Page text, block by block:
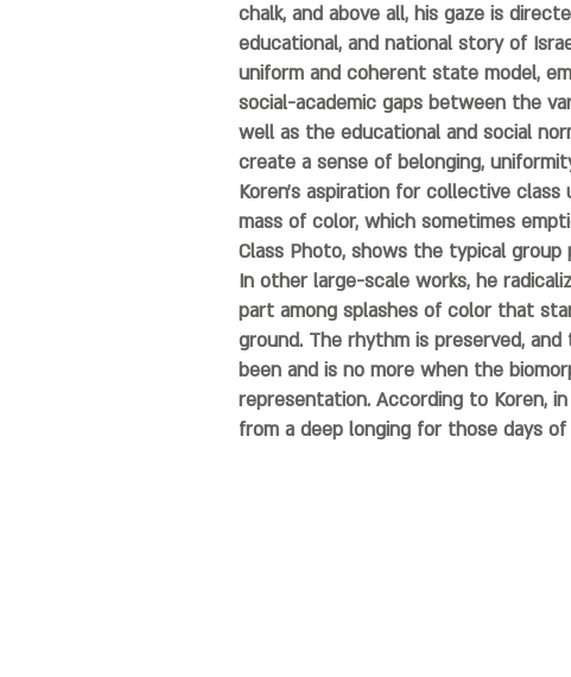
chalk, and above all, his gaze is
educational, and national story of
uniform and coherent state model,
social-academic gaps between the
well as the educational and social
create a sense of belonging,
Koren's aspiration for collective
mass of color, which sometimes
Class Photo, shows the typical
In other large-scale works, he
part among splashes of color that
ground. The rhythm is preserved,
been and is no more when the
representation. According to Koren,
from a deep longing for those days of